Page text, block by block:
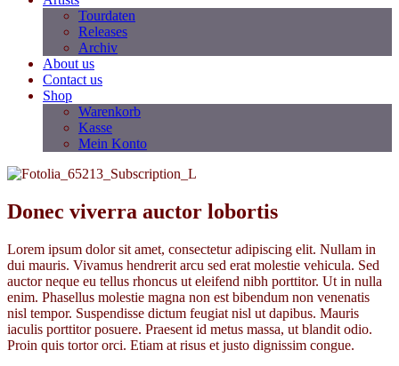
Tourdaten
Releases
Archiv
About us
Contact us
Shop
Warenkorb
Kasse
Mein Konto
Donec viverra auctor lobortis
Lorem ipsum dolor sit amet, consectetur adipiscing elit. Nullam in
dui mauris. Vivamus hendrerit arcu sed erat molestie vehicula. Sed
auctor neque eu tellus rhoncus ut eleifend nibh porttitor. Ut in nulla
enim. Phasellus molestie magna non est bibendum non venenatis
nisl tempor. Suspendisse dictum feugiat nisl ut dapibus. Mauris
iaculis porttitor posuere. Praesent id metus massa, ut blandit odio.
Proin quis tortor orci. Etiam at risus et justo dignissim congue.